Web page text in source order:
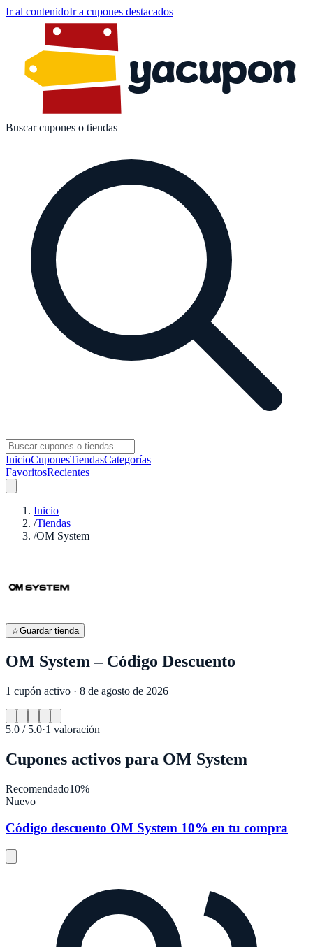
Ir al contenidoIr a cupones destacados
yacupon
Buscar cupones o tiendas
InicioCuponesTiendasCategorías
FavoritosRecientes
Inicio
/Tiendas
/OM System
☆Guardar tienda
OM System – Código Descuento
1 cupón activo · 8 de agosto de 2026
5.0 / 5.0·1 valoración
Cupones activos para OM System
Recomendado10%
Nuevo
Código descuento OM System 10% en tu compra